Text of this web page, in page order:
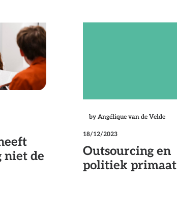
niet de
by Angélique van de Velde
18/12/2023
Outsourcing en
politiek primaat